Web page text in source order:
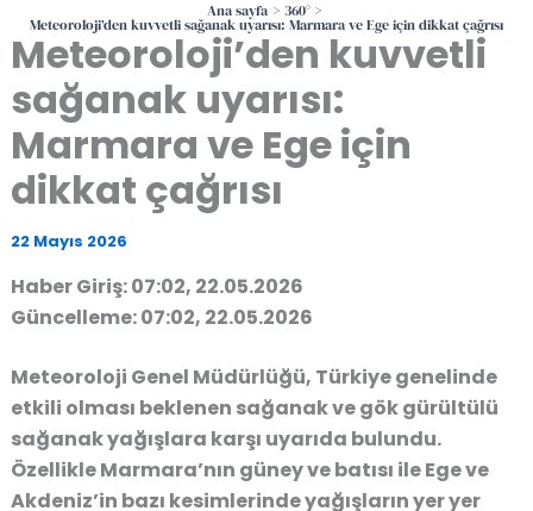
Ana sayfa 360°
Meteoroloji’den kuvvetli sağanak uyarısı: Marmara ve Ege için dikkat çağrısı
Meteoroloji’den kuvvetli
sağanak uyarısı:
Marmara ve Ege için
dikkat çağrısı
22 Mayıs 2026
Haber Giriş: 07:02, 22.05.2026
Güncelleme: 07:02, 22.05.2026
Meteoroloji Genel Müdürlüğü, Türkiye genelinde
etkili olması beklenen sağanak ve gök gürültülü
sağanak yağışlara karşı uyarıda bulundu.
Özellikle Marmara’nın güney ve batısı ile Ege ve
Akdeniz’in bazı kesimlerinde yağışların yer yer